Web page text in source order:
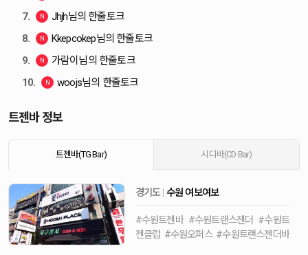
7.
Jhjh님의 한줄토크
8.
Kkepcokep님의 한줄토크
9.
가람이님의 한줄토크
10.
woojs님의 한줄토크
트젠바 정보
트젠바(TG Bar) 시디바(CD Bar)
경기도 수원 여보여보
#수원트젠바 #수원트랜스젠더 #수원트
젠클럽 #수원오퍼스 #수원트랜스젠더바